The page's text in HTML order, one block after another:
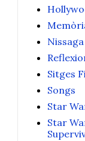
Sitges
Songs
Star
Star